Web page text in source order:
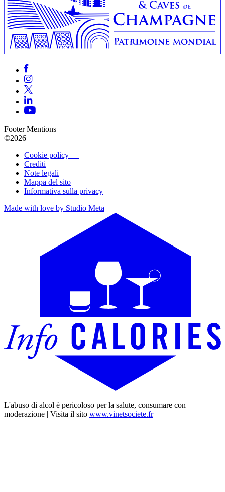
Footer Mentions
©2026
Cookie policy —
Crediti —
Note legali —
Mappa del sito —
Informativa sulla privacy
Made with love by Studio Meta
L'abuso di alcol è pericoloso per la salute, consumare con
moderazione | Visita il sito www.vinetsociete.fr